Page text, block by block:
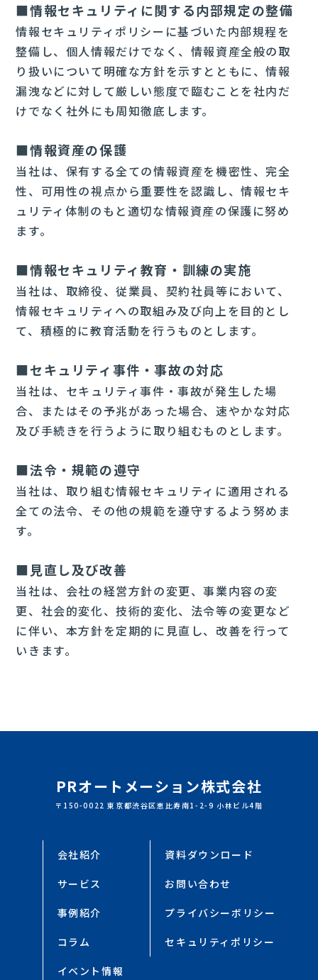
■情報セキュリティに関する内部規定の整備
情報セキュリティポリシーに基づいた内部規程を
整備し、個人情報だけでなく、情報資産全般の取
り扱いについて明確な方針を示すとともに、情報
漏洩などに対して厳しい態度で臨むことを社内だ
けでなく社外にも周知徹底します。
■情報資産の保護
当社は、保有する全ての情報資産を機密性、完全
性、可用性の視点から重要性を認識し、情報セキ
ュリティ体制のもと適切な情報資産の保護に努め
ます。
■情報セキュリティ教育・訓練の実施
当社は、取締役、従業員、契約社員等において、
情報セキュリティへの取組み及び向上を目的とし
て、積極的に教育活動を行うものとします。
■セキュリティ事件・事故の対応
当社は、セキュリティ事件・事故が発生した場
合、またはその予兆があった場合、速やかな対応
及び手続きを行うように取り組むものとします。
■法令・規範の遵守
当社は、取り組む情報セキュリティに適用される
全ての法令、その他の規範を遵守するよう努めま
す。
■見直し及び改善
当社は、会社の経営方針の変更、事業内容の変
更、社会的変化、技術的変化、法令等の変更など
に伴い、本方針を定期的に見直し、改善を行って
いきます。
PRオートメーション株式会社
〒150-0022 東京都渋谷区恵比寿南1-2-9 小林ビル4階
会社紹介
サービス
事例紹介
コラム
イベント情報
資料ダウンロード
お問い合わせ
プライバシーボリシー
セキュリティポリシー